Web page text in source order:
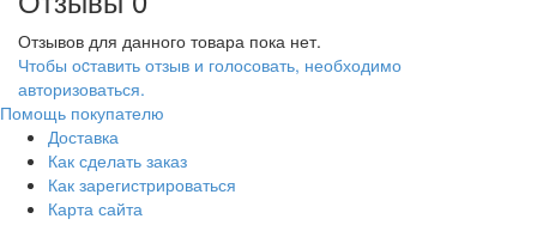
Отзывов для данного товара пока нет.
Чтобы оcтавить отзыв и голосовать, необходимо
авторизоваться.
Помощь покупателю
Доставка
Как сделать заказ
Как зарегистрироваться
Карта сайта